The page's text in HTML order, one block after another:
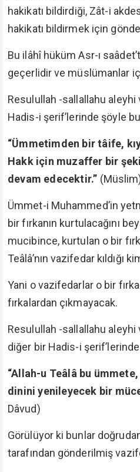
hakikatı bildirdiği, Zât-i
hakikatı bildirmek için
Bu ilâhî hüküm Asr-ı
geçerlidir ve müslümanlar
Resulullah -sallallahu
Hadis-i şerif’lerinde şöyle
“Ümmetimden bir tâife,
Hakk için muzaffer bir
devam edecektir.”
Ümmet-i Muhammed’in
bir fırkanın kurtulacağını
mucibince, kurtulan o bir
Teâlâ’nın vazifedar kıldığı
Yani o vazifedarlar o bir
fırkalardan çıkmayacak.
Resulullah -sallallahu
diğer bir Hadis-i
“Allah-u Teâlâ bu ümmete,
dinini yenileyecek bir
Dâvud)
Görülüyor ki bunlar
tarafından gönderilmiş